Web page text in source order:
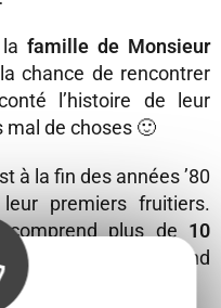
lafamille de Monsieur
chance de rencontrer
l’histoire de leur
mal de choses 🙂
à la fin des années ’80
premiers fruitiers.
comprend plus de 10
de poires
, s’étend